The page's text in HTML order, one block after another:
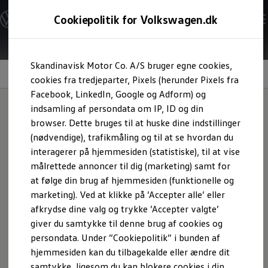
Cookiepolitik for Volkswagen.dk
Skandinavisk Motor Co. A/S bruger egne cookies,
cookies fra tredjeparter, Pixels (herunder Pixels fra
Facebook, LinkedIn, Google og Adform) og
indsamling af persondata om IP, ID og din
browser. Dette bruges til at huske dine indstillinger
(nødvendige), trafikmåling og til at se hvordan du
interagerer på hjemmesiden (statistiske), til at vise
målrettede annoncer til dig (marketing) samt for
at følge din brug af hjemmesiden (funktionelle og
marketing). Ved at klikke på ’Accepter alle’ eller
afkrydse dine valg og trykke ’Accepter valgte’
giver du samtykke til denne brug af cookies og
persondata. Under ”Cookiepolitik” i bunden af
hjemmesiden kan du tilbagekalde eller ændre dit
hovedindhold
footer
Modeller og konfigurator
Byg din Volkswagen
Alle modeller
Kend din Volkswagen
Erhvervsbiler
Værktøjskassen
ConnectedFleet
Service
California on Tour app
Elektriske biler
Elbiler
ID. Polo
ID. Cross
ID.3 Neo
ID.4
ID.5
ID.7
ID.7 Tourer
ID. Buzz
Konceptbiler
ID. EVERY1
ID. 2all & ID. GTI
Area View
Overblik hele vejen
rundt